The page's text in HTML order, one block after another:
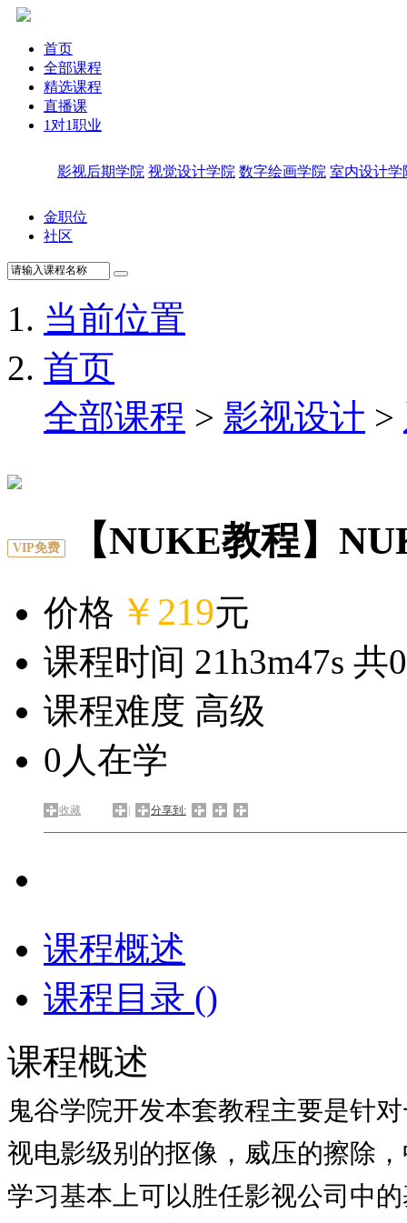
首页
全部课程
精选课程
直播课
1对1职业
影视后期学院 视觉设计学院 数字绘画学院 室内设计学
金职位
社区
当前位置
首页
全部课程 > 影视设计 >
VIP免费 【NUKE教程】
价格 ￥219元
课程时间 21h3m47s 共0
课程难度 高级
0 人在学
收藏 分享到:
课程概述
课程目录 ()
课程概述
鬼谷学院开发本套教程主要是针
视电影级别的抠像，威压的擦除
学习基本上可以胜任影视公司中